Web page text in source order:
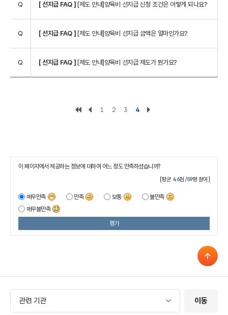
Q [ 선지급 FAQ ] [제도 안내]양육비 선지급 신청 조건은 어떻게 되나요?
Q [ 선지급 FAQ ] [제도 안내]양육비 선지급 금액은 얼마인가요?
Q [ 선지급 FAQ ] [제도 안내]양육비 선지급 제도가 뭔가요?
1 2 3 4
이 페이지에서 제공하는 정보에 대하여 어느 정도 만족하셨습니까?
[평균 4.6점 /59명 참여]
매우만족 만족 보통
불만족
매우불만족
평가
관련 기관
관련 기관 이동